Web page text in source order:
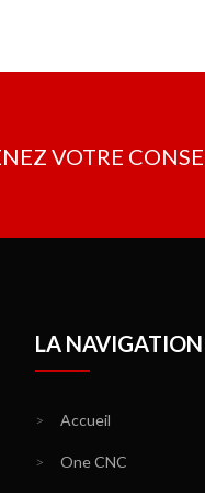
VOTRE
LA NAVIGATION
> Accueil
> One CNC